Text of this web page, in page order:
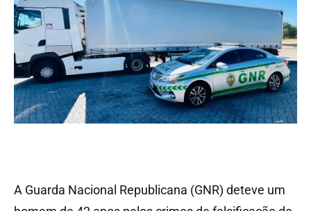
A Guarda Nacional Republicana (GNR) deteve um